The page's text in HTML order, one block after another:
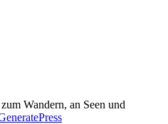
Wandern, an Seen und